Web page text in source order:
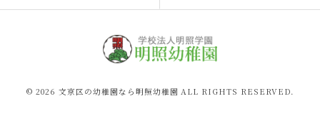
© 2026 文京区の幼稚園なら明照幼稚園 ALL RIGHTS RESERVED.